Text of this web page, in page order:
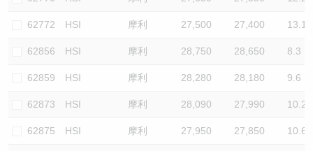
62772 HSI 摩利 27,500 27,400 13.1
62856 HSI 摩利 28,750 28,650 8.3
62859 HSI 摩利 28,280 28,180 9.6
62873 HSI 摩利 28,090 27,990 10.2
62875 HSI 摩利 27,950 27,850 10.6